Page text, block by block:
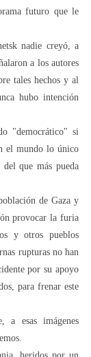
futuro que le
nadie creyó, a
a los autores
tales hechos y al
hubo intención
"democrático" si
el mundo lo único
que más pueda
de Gaza y
provocar la furia
y otros pueblos
rupturas no han
por su apoyo
para frenar este
a esas imágenes